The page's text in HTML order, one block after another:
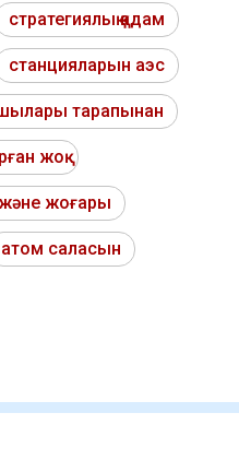
стратегиялық қадам
станцияларын аэс
тарапынан
жоқ
және жоғары
атом саласын